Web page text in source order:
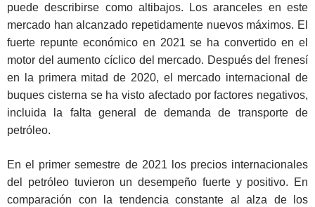
puede describirse como altibajos. Los aranceles en este
mercado han alcanzado repetidamente nuevos máximos. El
fuerte repunte económico en 2021 se ha convertido en el
motor del aumento cíclico del mercado. Después del frenesí
en la primera mitad de 2020, el mercado internacional de
buques cisterna se ha visto afectado por factores negativos,
incluida la falta general de demanda de transporte de
petróleo.
En el primer semestre de 2021 los precios internacionales
del petróleo tuvieron un desempeño fuerte y positivo. En
comparación con la tendencia constante al alza de los